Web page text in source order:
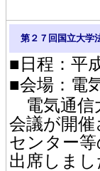
第２７回国立大学
■日程：平
■会場：電
電気通信
会議が開
センター
出席しまし